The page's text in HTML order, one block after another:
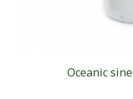
Oceanic